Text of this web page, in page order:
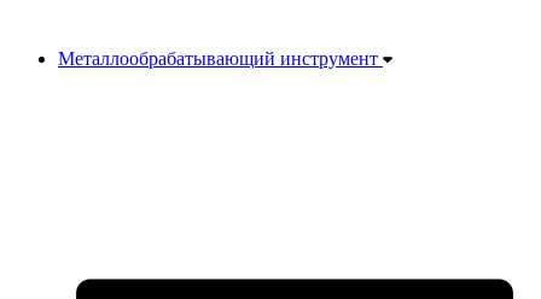
Металлообрабатывающий инструмент